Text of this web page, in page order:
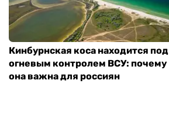
Кинбурнская коса находится под
огневым контролем ВСУ: почему
она важна для россиян